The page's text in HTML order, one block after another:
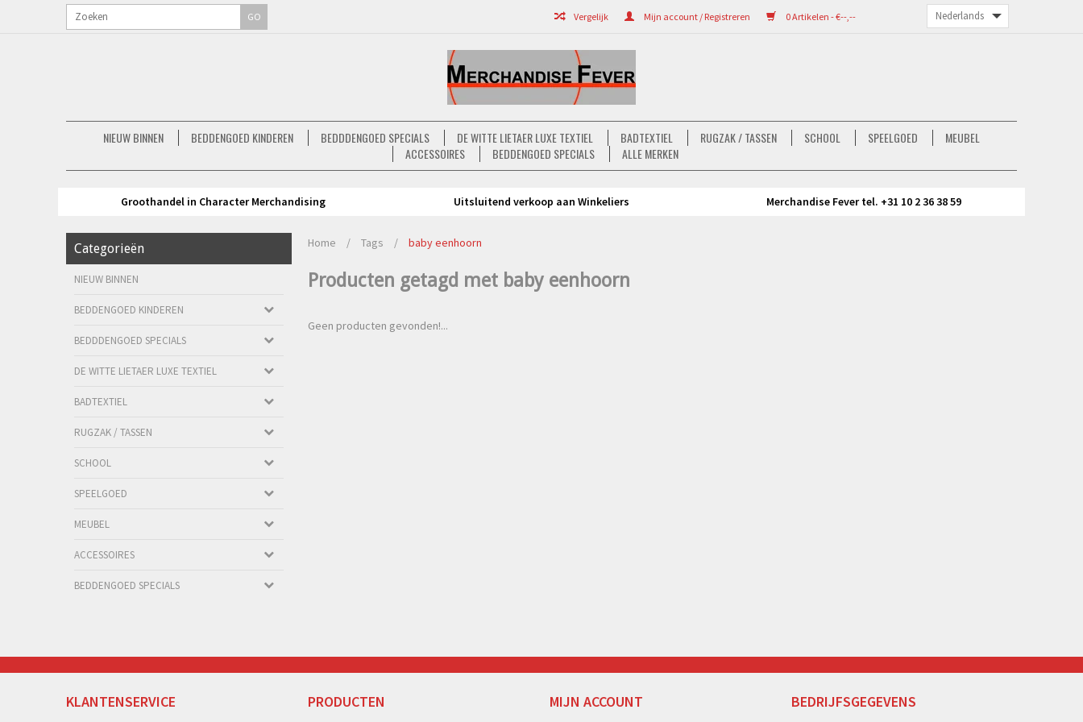
0 Artikelen - €--,--
Mijn account / Registreren
Vergelijk
GO
NIEUW BINNEN BEDDENGOED KINDEREN BEDDDENGOED SPECIALS DE WITTE LIETAER LUXE TEXTIEL BADTEXTIEL RUGZAK / TASSEN SCHOOL SPEELGOED
MEUBEL
ACCESSOIRES
BEDDENGOED SPECIALS ALLE MERKEN
Groothandel in Character Merchandising Uitsluitend verkoop aan Winkeliers Merchandise Fever tel. +31 10 2 36 38 59
Categorieën
NIEUW BINNEN
BEDDENGOED KINDEREN
BEDDDENGOED SPECIALS
DE WITTE LIETAER LUXE TEXTIEL
BADTEXTIEL
RUGZAK / TASSEN
SCHOOL
SPEELGOED
MEUBEL
ACCESSOIRES
BEDDENGOED SPECIALS
Home / Tags / baby eenhoorn
Producten getagd met baby eenhoorn
Geen producten gevonden!...
KLANTENSERVICE PRODUCTEN MIJN ACCOUNT BEDRIJFSGEGEVENS